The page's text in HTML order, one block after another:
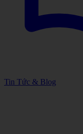
Tin Tức & Blog